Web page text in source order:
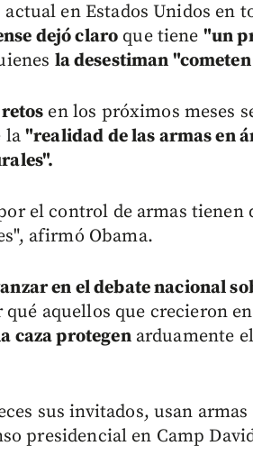
en Estados Unidos en
dejó claro que tiene "un
la desestiman
en los próximos meses
la"realidad de las armas en
el control de armas tienen
afirmó Obama.
en el debate nacional
qué aquellos que crecieron
caza protegenarduamente el
sus invitados, usan
presidencial en Camp